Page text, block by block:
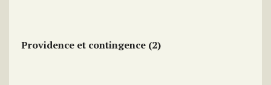
Providence et contingence (2)